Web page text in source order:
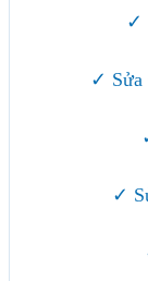
✓
✓ Sửa
✓